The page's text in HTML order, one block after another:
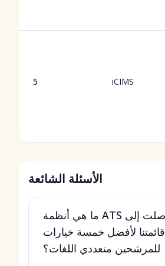
5 iCIMS
الأسئلة الشائعة
ما هي أنظمة ATS التي وصلت إلى
قائمتنا لأفضل خمسة خيارات
للمرشحين متعددي اللغات؟